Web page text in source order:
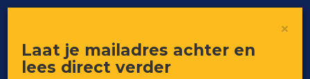
Voor professionals in retail & brands
Toggle
×
Laat je mailadres achter en
lees direct verder